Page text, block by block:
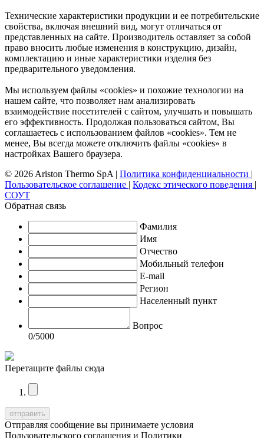
Технические характеристики продукции и ее потребительские
свойства, включая внешний вид, могут отличаться от
представленных на сайте. Производитель оставляет за собой
право вносить любые изменения в конструкцию, дизайн,
комплектацию и иные характеристики изделия без
предварительного уведомления.
Мы используем файлы «cookies» и похожие технологии на
нашем сайте, что позволяет нам анализировать
взаимодействие посетителей с сайтом, улучшать и повышать
его эффективность. Продолжая пользоваться сайтом, Вы
соглашаетесь с использованием файлов «cookies». Тем не
менее, Вы всегда можете отключить файлы «cookies» в
настройках Вашего браузера.
© 2026 Ariston Thermo SpA | Политика конфиденциальности |
Пользовательское соглашение | Кодекс этического поведения |
СОУТ
Обратная связь
Фамилия
Имя
Отчество
Мобильный телефон
E-mail
Регион
Населенный пункт
Вопрос
0/5000
Перетащите файлы сюда
Отправляя сообщение вы принимаете условия
Пользовательского соглашения и Политики